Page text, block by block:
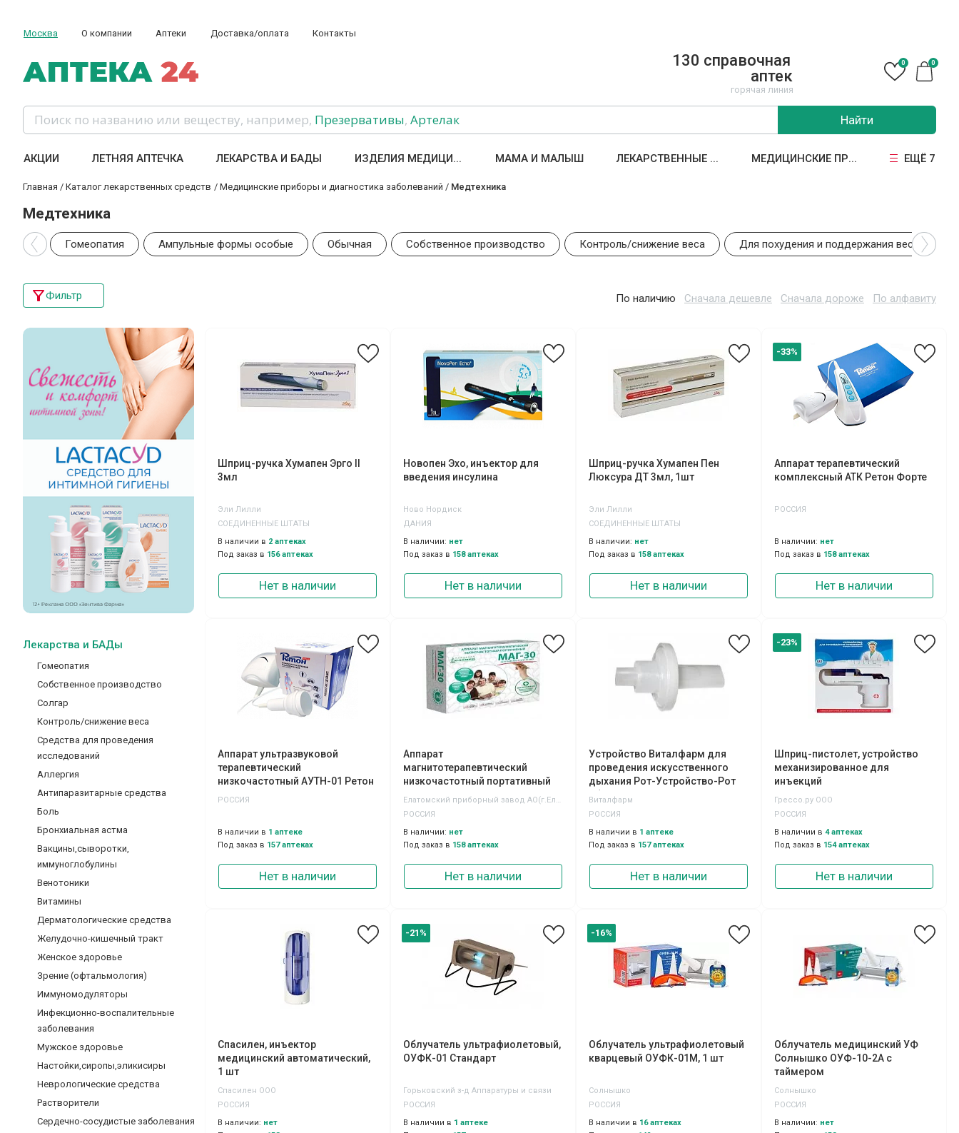
Москва О компании Аптеки Доставка/оплата Контакты
130 справочная
аптек
горячая линия
0 0
Поиск по названию или веществу, например, Презервативы, Артелак Найти
АКЦИИ ЛЕТНЯЯ АПТЕЧКА ЛЕКАРСТВА И БАДЫ ИЗДЕЛИЯ МЕДИЦИ... МАМА И МАЛЫШ ЛЕКАРСТВЕННЫЕ ... МЕДИЦИНСКИЕ ПР... ЕЩЁ 7
Главная / Каталог лекарственных средств / Медицинские приборы и диагностика заболеваний / Медтехника
Медтехника
Гомеопатия Ампульные формы особые Обычная Собственное производство Контроль/снижение веса Для похудения и поддержания веса
Фильтр По наличию Сначала дешевле Сначала дороже По алфавиту
Лекарства и БАДы
Гомеопатия
Собственное производство
Солгар
Контроль/снижение веса
Средства для проведения
исследований
Аллергия
Антипаразитарные средства
Боль
Бронхиальная астма
Вакцины,сыворотки,
иммуноглобулины
Венотоники
Витамины
Дерматологические средства
Желудочно-кишечный тракт
Женское здоровье
Зрение (офтальмология)
Иммуномодуляторы
Инфекционно-воспалительные
заболевания
Мужское здоровье
Настойки,сиропы,эликисиры
Неврологические средства
Растворители
Сердечно-сосудистые заболевания
Шприц-ручка Хумапен Эрго II
3мл
Эли Лилли
СОЕДИНЕННЫЕ ШТАТЫ
В наличии в 2 аптеках
Под заказ в 156 аптеках
Нет в наличии
Новопен Эхо, инъектор для
введения инсулина
Ново Нордиск
ДАНИЯ
В наличии: нет
Под заказ в 158 аптеках
Нет в наличии
Шприц-ручка Хумапен Пен
Люксура ДТ 3мл, 1шт
Эли Лилли
СОЕДИНЕННЫЕ ШТАТЫ
В наличии: нет
Под заказ в 158 аптеках
Нет в наличии
-33%
Аппарат терапевтический
комплексный АТК Ретон Форте
РОССИЯ
В наличии: нет
Под заказ в 158 аптеках
Нет в наличии
Аппарат ультразвуковой
терапевтический
низкочастотный АУТН-01 Ретон
РОССИЯ
В наличии в 1 аптеке
Под заказ в 157 аптеках
Нет в наличии
Аппарат
магнитотерапевтический
низкочастотный портативный
МАГ-30
РОССИЯ
В наличии: нет
Под заказ в 158 аптеках
Нет в наличии
Устройство Виталфарм для
проведения искусственного
дыхания Рот-Устройство-Рот
обноразовое
Виталфарм
РОССИЯ
В наличии в 1 аптеке
Под заказ в 157 аптеках
Нет в наличии
-23%
Шприц-пистолет, устройство
механизированное для
инъекций
Грессо.ру ООО
РОССИЯ
В наличии в 4 аптеках
Под заказ в 154 аптеках
Нет в наличии
Спасилен, инъектор
медицинский автоматический,
1 шт
Спасилен ООО
РОССИЯ
В наличии: нет
-21%
Облучатель ультрафиолетовый,
ОУФК-01 Стандарт
Горьковский з-д Аппаратуры и связи
РОССИЯ
В наличии в 1 аптеке
-16%
Облучатель ультрафиолетовый
кварцевый ОУФК-01М, 1 шт
Солнышко
РОССИЯ
В наличии в 16 аптеках
Облучатель медицинский УФ
Солнышко ОУФ-10-2А с
таймером
Солнышко
РОССИЯ
В наличии: нет